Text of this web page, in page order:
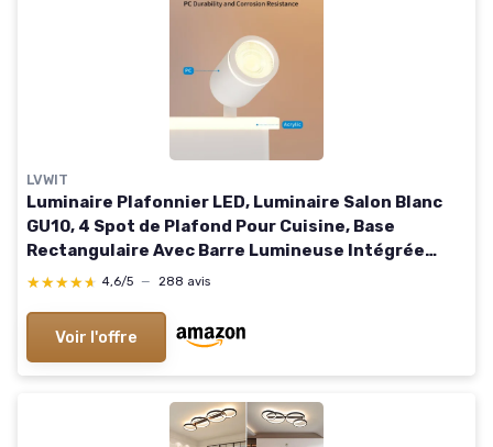
LVWIT
Luminaire Plafonnier LED, Luminaire Salon Blanc
GU10, 4 Spot de Plafond Pour Cuisine, Base
Rectangulaire Avec Barre Lumineuse Intégrée
(Sans Ampoule) Abat-jour en Pc - Blanc 4 Spots-
★★★★★
★★★★★ 4,6/5 — 288 avis
Voir l'offre